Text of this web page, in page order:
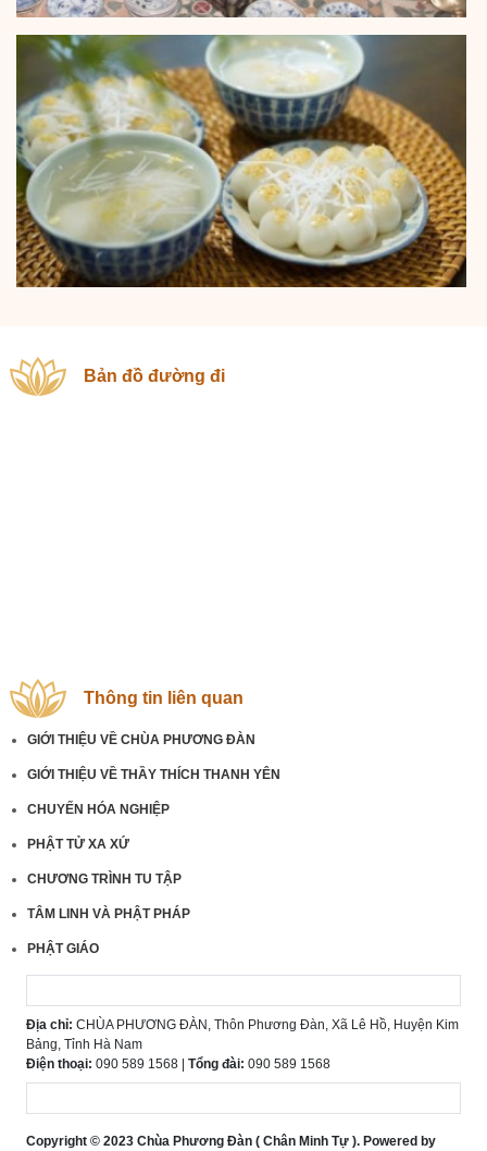
Bản đồ đường đi
Thông tin liên quan
GIỚI THIỆU VỀ CHÙA PHƯƠNG ĐÀN
GIỚI THIỆU VỀ THẦY THÍCH THANH YÊN
CHUYẾN HÓA NGHIỆP
PHẬT TỬ XA XỨ
CHƯƠNG TRÌNH TU TẬP
TÂM LINH VÀ PHẬT PHÁP
PHẬT GIÁO
Địa chỉ: CHÙA PHƯƠNG ĐÀN, Thôn Phương Đàn, Xã Lê Hồ, Huyện Kim
Bảng, Tỉnh Hà Nam
Điện thoại: 090 589 1568 | Tổng đài: 090 589 1568
Copyright © 2023 Chùa Phương Đàn ( Chân Minh Tự ). Powered by